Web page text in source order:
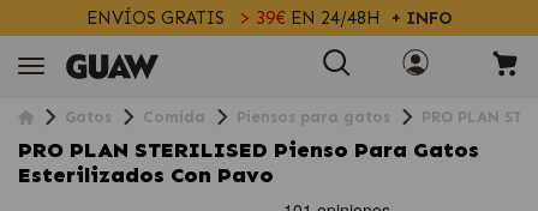
ENVÍOS GRATIS > 39€EN 24/48H + INFO
Gatos Comida Piensos para gatos PRO PLAN
PRO PLAN STERILISED Pienso Para Gatos
Esterilizados Con Pavo